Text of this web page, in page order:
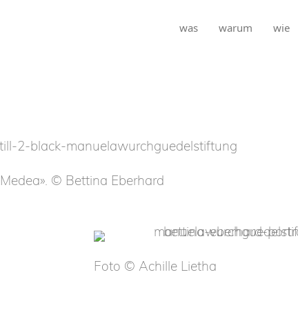
was warum wie
© Bettina Eberhard
Foto © Achille Lietha